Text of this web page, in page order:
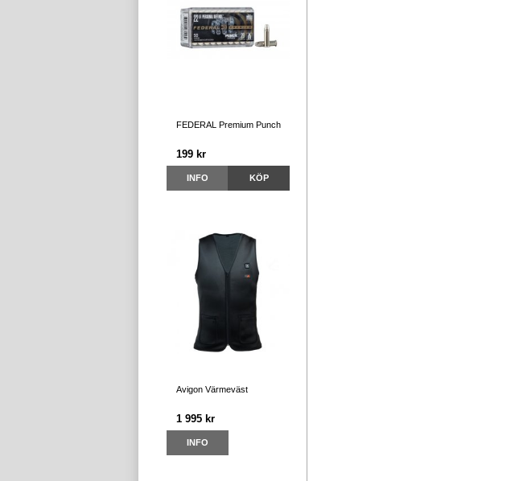
FEDERAL Premium Punch
199 kr
INFO KÖP
Avigon Värmeväst
1 995 kr
INFO